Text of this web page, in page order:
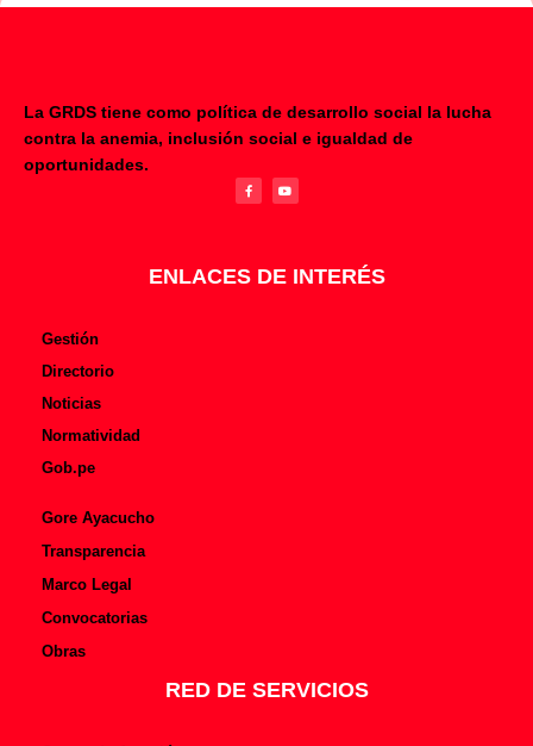
La GRDS tiene como política de desarrollo social la lucha
contra la anemia, inclusión social e igualdad de
oportunidades.
c
e
b
t
u
ENLACES DE INTERÉS
Gestión
Directorio
Noticias
Normatividad
Gob.pe
Gore Ayacucho
Transparencia
Marco Legal
Convocatorias
Obras
RED DE SERVICIOS